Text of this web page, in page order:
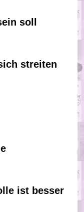
soll
streiten
ist besser